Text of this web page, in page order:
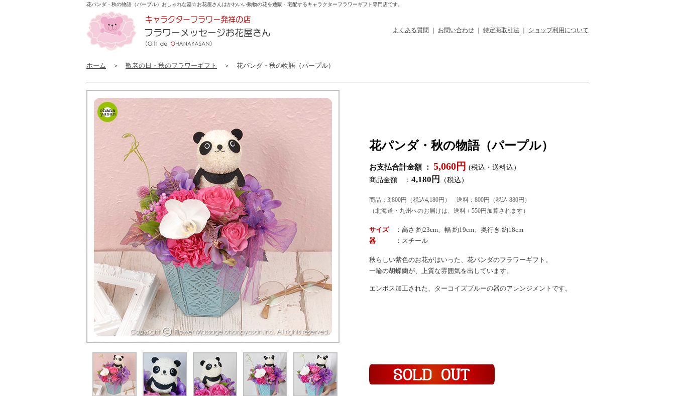
花パンダ・秋の物語（パープル）おしゃれな器☆お花屋さんはかわいい動物の花を通販・宅配するキャラクターフラワーギフト専門店です。
よくある質問 お問い合わせ 特定商取引法 ショップ利用について
ホーム ＞ 敬老の日・秋のフラワーギフト ＞ 花パンダ・秋の物語（パープル）
花パンダ・秋の物語（パープル）
お支払合計金額 ： 5,060円 (税込・送料込）
商品金額 ： 4,180円 （税込）
商品：3,800円（税込4,180円） 送料：800円（税込 880円）
（北海道・九州へのお届けは、送料＋550円加算されます）
サイズ：高さ 約23cm、幅 約19cm、奥行き 約18cm
器 ：スチール
秋らしい紫色のお花がはいった、花パンダのフラワーギフト。
一輪の胡蝶蘭が、上質な雰囲気を出しています。
エンボス加工された、ターコイズブルーの器のアレンジメントです。